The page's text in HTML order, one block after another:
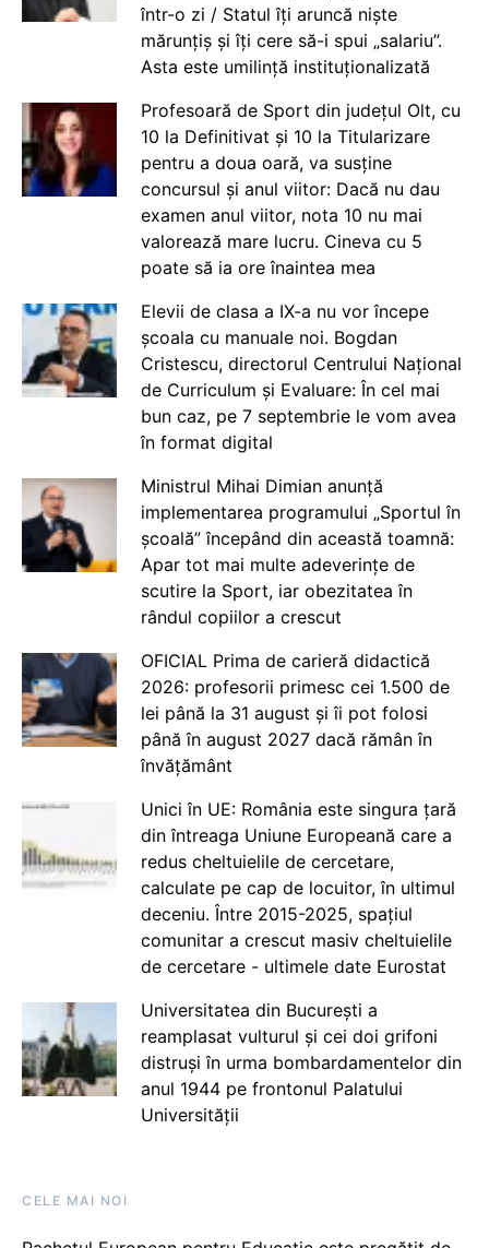
într-o zi / Statul îți aruncă niște
mărunțiș și îți cere să-i spui „salariu”.
Asta este umilință instituționalizată
Profesoară de Sport din județul Olt, cu
10 la Definitivat și 10 la Titularizare
pentru a doua oară, va susține
concursul și anul viitor: Dacă nu dau
examen anul viitor, nota 10 nu mai
valorează mare lucru. Cineva cu 5
poate să ia ore înaintea mea
Elevii de clasa a IX-a nu vor începe
școala cu manuale noi. Bogdan
Cristescu, directorul Centrului Național
de Curriculum și Evaluare: În cel mai
bun caz, pe 7 septembrie le vom avea
în format digital
Ministrul Mihai Dimian anunță
implementarea programului „Sportul în
școală” începând din această toamnă:
Apar tot mai multe adeverințe de
scutire la Sport, iar obezitatea în
rândul copiilor a crescut
OFICIAL Prima de carieră didactică
2026: profesorii primesc cei 1.500 de
lei până la 31 august și îi pot folosi
până în august 2027 dacă rămân în
învățământ
Unici în UE: România este singura țară
din întreaga Uniune Europeană care a
redus cheltuielile de cercetare,
calculate pe cap de locuitor, în ultimul
deceniu. Între 2015-2025, spațiul
comunitar a crescut masiv cheltuielile
de cercetare - ultimele date Eurostat
Universitatea din București a
reamplasat vulturul și cei doi grifoni
distruși în urma bombardamentelor din
anul 1944 pe frontonul Palatului
Universității
CELE MAI NOI